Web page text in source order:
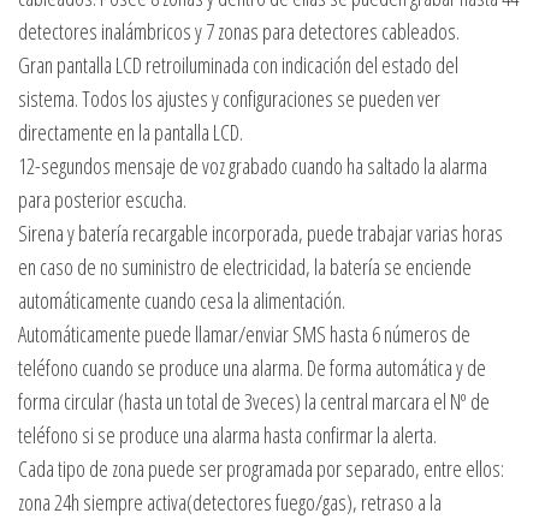
detectores inalámbricos y 7 zonas para detectores cableados.
Gran pantalla LCD retroiluminada con indicación del estado del
sistema. Todos los ajustes y configuraciones se pueden ver
directamente en la pantalla LCD.
12-segundos mensaje de voz grabado cuando ha saltado la alarma
para posterior escucha.
Sirena y batería recargable incorporada, puede trabajar varias horas
en caso de no suministro de electricidad, la batería se enciende
automáticamente cuando cesa la alimentación.
Automáticamente puede llamar/enviar SMS hasta 6 números de
teléfono cuando se produce una alarma. De forma automática y de
forma circular (hasta un total de 3veces) la central marcara el Nº de
teléfono si se produce una alarma hasta confirmar la alerta.
Cada tipo de zona puede ser programada por separado, entre ellos:
zona 24h siempre activa(detectores fuego/gas), retraso a la